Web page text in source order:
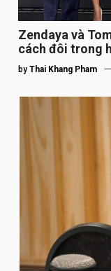
Zendaya và
cách đôi trong
by Thai Khang Pham